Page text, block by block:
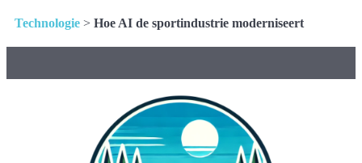
Technologie > Hoe AI de sportindustrie moderniseert